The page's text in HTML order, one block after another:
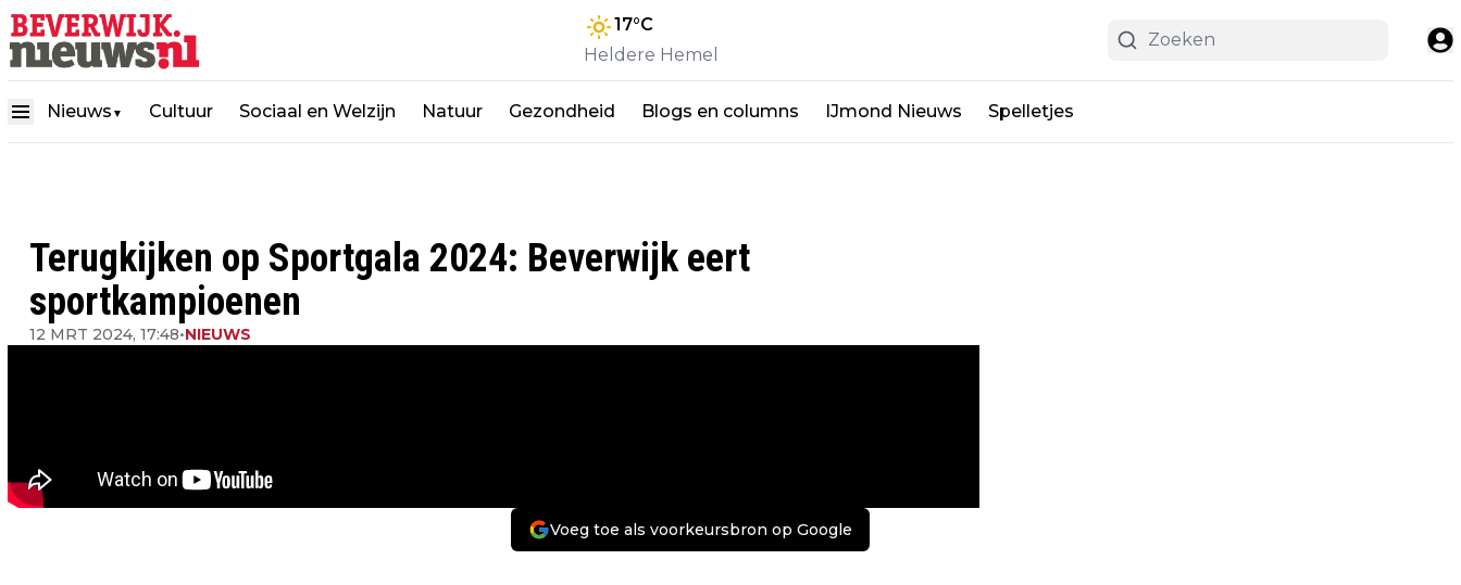
17°C
Heldere Hemel
Nieuws ▼ Cultuur Sociaal en Welzijn Natuur Gezondheid Blogs en columns IJmond Nieuws Spelletjes
Terugkijken op Sportgala 2024: Beverwijk eert
sportkampioenen
12 MRT 2024, 17:48•NIEUWS
Voeg toe als voorkeursbron op Google